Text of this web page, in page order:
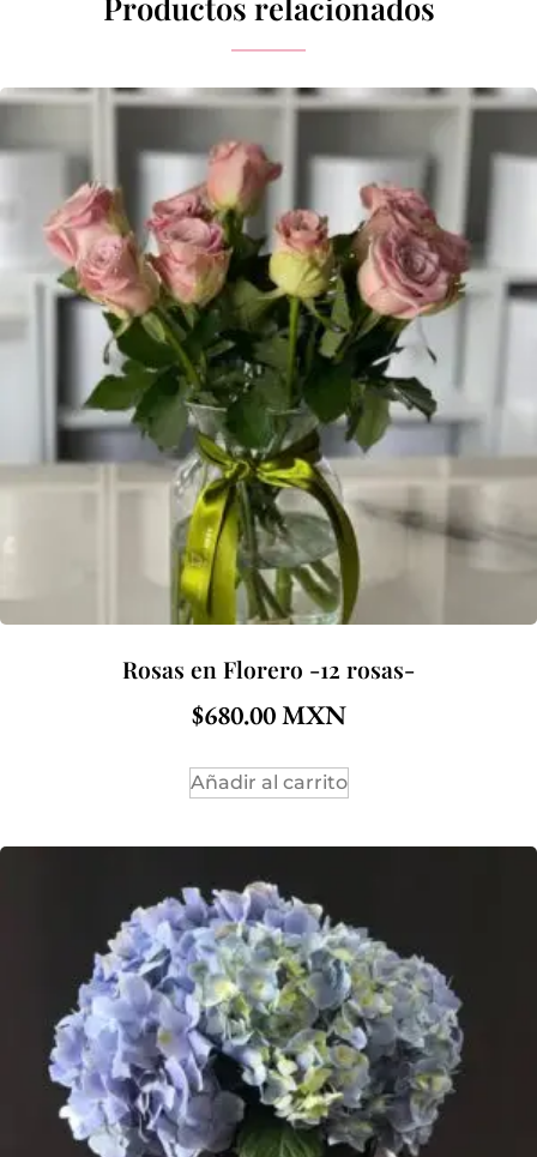
Rosas en Florero -12 rosas-
$680.00
Añadir al carrito